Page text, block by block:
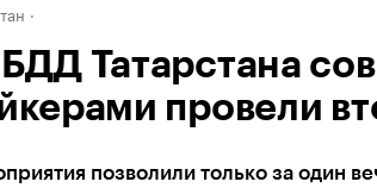
Татарстана
провели
позволили только за один